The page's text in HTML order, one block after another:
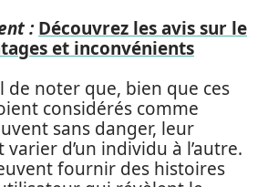
: Découvrez les avis sur le
et inconvénients
de noter que, bien que ces
considérés comme
sans danger, leur
d’un individu à l’autre.
fournir des histoires